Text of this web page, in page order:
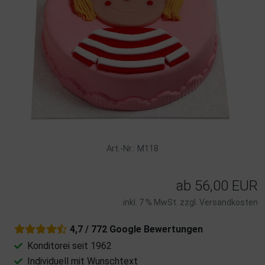
Art.-Nr.: M118
ab 56,00 EUR
inkl. 7 % MwSt. zzgl. Versandkosten
4,7 / 772 Google Bewertungen
Konditorei seit 1962
Individuell mit Wunschtext